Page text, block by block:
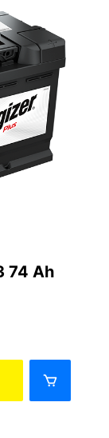
74 Ah